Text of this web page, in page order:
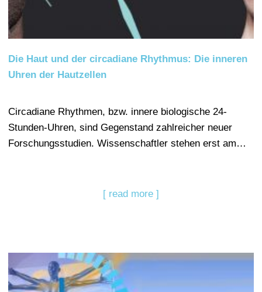
Die Haut und der circadiane Rhythmus: Die inneren
Uhren der Hautzellen
Circadiane Rhythmen, bzw. innere biologische 24-
Stunden-Uhren, sind Gegenstand zahlreicher neuer
Forschungsstudien. Wissenschaftler stehen erst am…
[ read more ]